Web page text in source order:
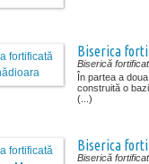
Biserica
Biserică
În partea a
construită o
(...)
Biserica
Biserică